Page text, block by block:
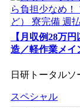
【月収例28万
造／軽作業メイ
日研トータル
スペシャル